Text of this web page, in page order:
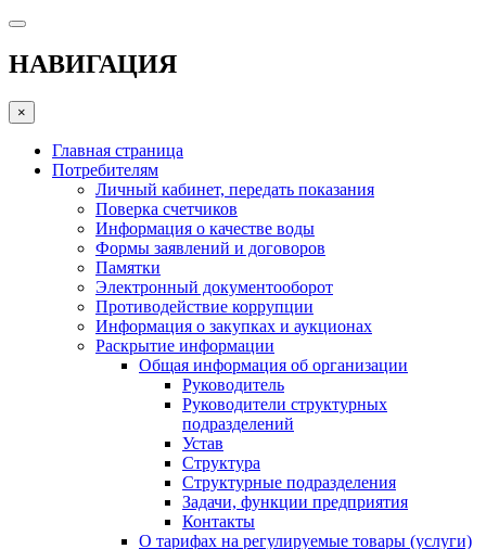
НАВИГАЦИЯ
×
Главная страница
Потребителям
Личный кабинет, передать показания
Поверка счетчиков
Информация о качестве воды
Формы заявлений и договоров
Памятки
Электронный документооборот
Противодействие коррупции
Информация о закупках и аукционах
Раскрытие информации
Общая информация об организации
Руководитель
Руководители структурных
подразделений
Устав
Структура
Структурные подразделения
Задачи, функции предприятия
Контакты
О тарифах на регулируемые товары (услуги)